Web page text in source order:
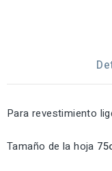
Para revestimiento
Tamaño de la hoja